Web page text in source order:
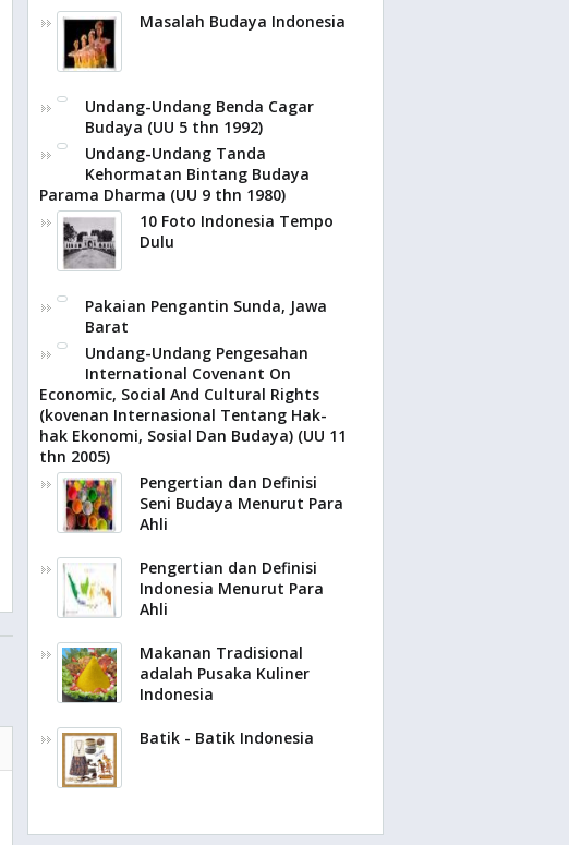
Masalah Budaya Indonesia
Undang-Undang Benda Cagar
Budaya (UU 5 thn 1992)
Undang-Undang Tanda
Kehormatan Bintang Budaya
Parama Dharma (UU 9 thn 1980)
10 Foto Indonesia Tempo
Dulu
Pakaian Pengantin Sunda, Jawa
Barat
Undang-Undang Pengesahan
International Covenant On
Economic, Social And Cultural Rights
(kovenan Internasional Tentang Hak-
hak Ekonomi, Sosial Dan Budaya) (UU 11
thn 2005)
Pengertian dan Definisi
Seni Budaya Menurut Para
Ahli
Pengertian dan Definisi
Indonesia Menurut Para
Ahli
Makanan Tradisional
adalah Pusaka Kuliner
Indonesia
Batik - Batik Indonesia